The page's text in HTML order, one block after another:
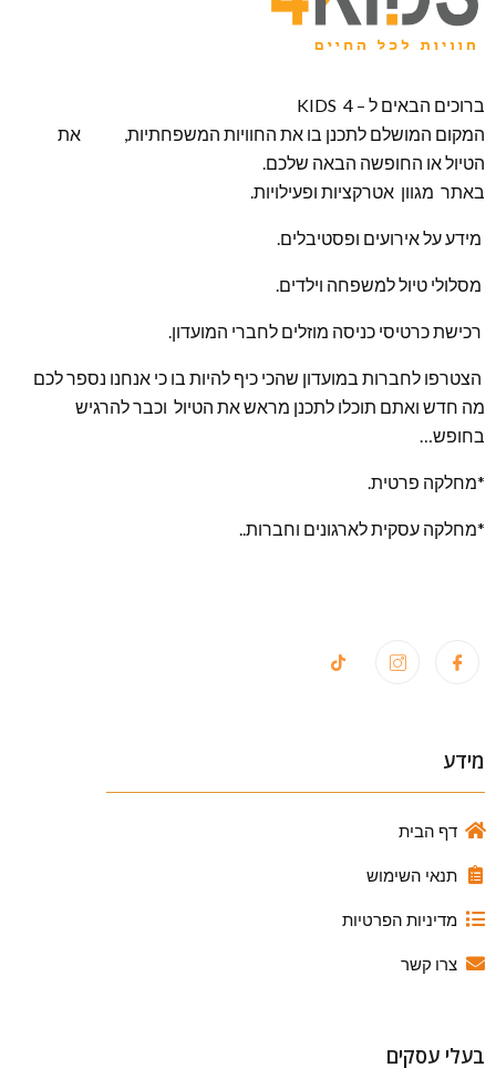
ברוכים הבאים ל – KIDS 4
המקום המושלם לתכנן בו את החוויות המשפחתיות, את
הטיול או החופשה הבאה שלכם.
באתר מגוון אטרקציות ופעילויות.
מידע על אירועים ופסטיבלים.
מסלולי טיול למשפחה וילדים.
רכישת כרטיסי כניסה מוזלים לחברי המועדון.
הצטרפו לחברות במועדון שהכי כיף להיות בו כי אנחנו נספר לכם
מה חדש ואתם תוכלו לתכנן מראש את הטיול וכבר להרגיש
בחופש…
*מחלקה פרטית.
*מחלקה עסקית לארגונים וחברות..
מידע
דף הבית
תנאי השימוש
מדיניות הפרטיות
צרו קשר
בעלי עסקים